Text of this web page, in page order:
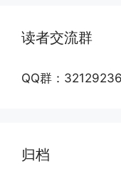
读者交流群
QQ群：
归档